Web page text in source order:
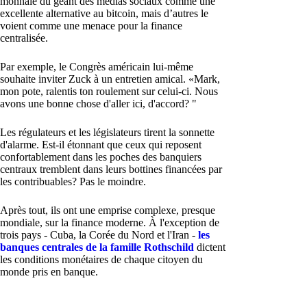
excellente alternative au bitcoin, mais d’autres le
voient comme une menace pour la finance
centralisée.
Par exemple, le Congrès américain lui-même
souhaite inviter Zuck à un entretien amical. «Mark,
mon pote, ralentis ton roulement sur celui-ci. Nous
avons une bonne chose d'aller ici, d'accord? "
Les régulateurs et les législateurs tirent la sonnette
d'alarme. Est-il étonnant que ceux qui reposent
confortablement dans les poches des banquiers
centraux tremblent dans leurs bottines financées par
les contribuables? Pas le moindre.
Après tout, ils ont une emprise complexe, presque
mondiale, sur la finance moderne. À l'exception de
trois pays - Cuba, la Corée du Nord et l'Iran - les
banques centrales de la famille Rothschild dictent
les conditions monétaires de chaque citoyen du
monde pris en banque.